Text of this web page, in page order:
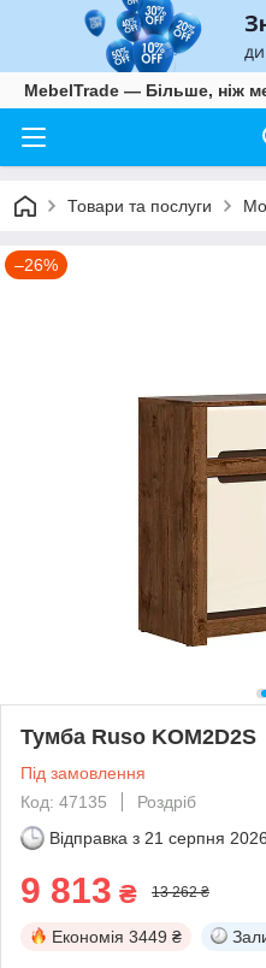
MebelTrade — Більше, ніж
Товари та послуги
–26%
Тумба Ruso KOM2D2S
Під замовлення
Код: 47135
Роздріб
Відправка з 21 серпня 2026
9 813 ₴ 13 262 ₴
Економія 3449 ₴